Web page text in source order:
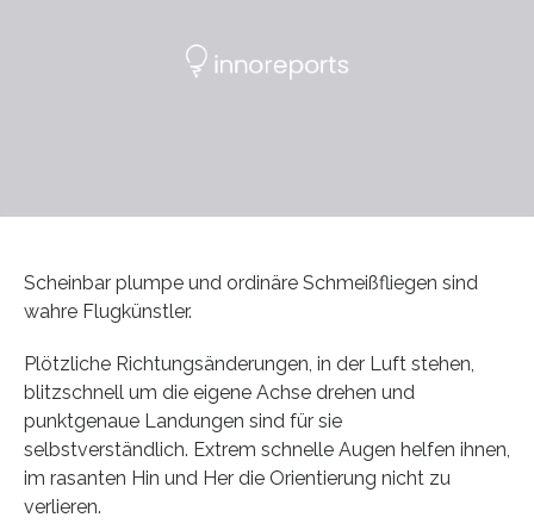
Scheinbar plumpe und ordinäre Schmeißfliegen sind
wahre Flugkünstler.
Plötzliche Richtungsänderungen, in der Luft stehen,
blitzschnell um die eigene Achse drehen und
punktgenaue Landungen sind für sie
selbstverständlich. Extrem schnelle Augen helfen ihnen,
im rasanten Hin und Her die Orientierung nicht zu
verlieren.